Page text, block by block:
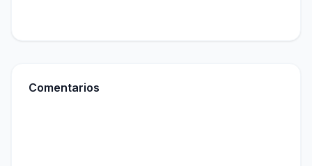
Comentarios